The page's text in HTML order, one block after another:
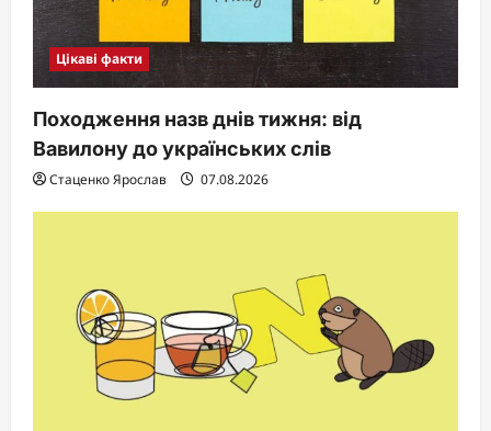
Цікаві факти
Походження назв днів тижня: від
Вавилону до українських слів
Стаценко Ярослав 07.08.2026